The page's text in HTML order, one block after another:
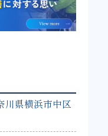
川県横浜市中区